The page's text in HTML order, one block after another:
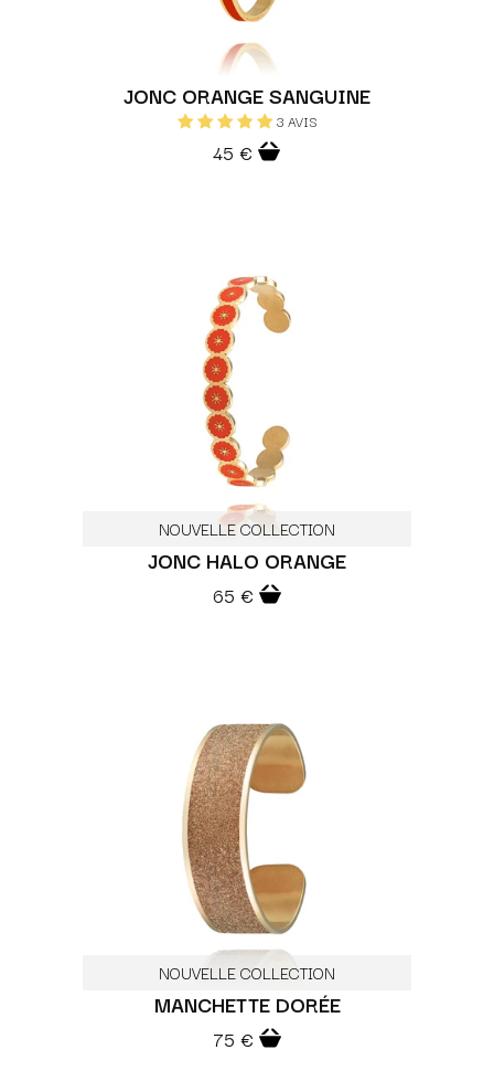
COLLIERS BOHÈMES FLEURS
JONC ORANGE SANGUINE
3 AVIS
45 €
NOUVELLE COLLECTION
JONC HALO ORANGE
65 €
NOUVELLE COLLECTION
MANCHETTE DORÉE
75 €